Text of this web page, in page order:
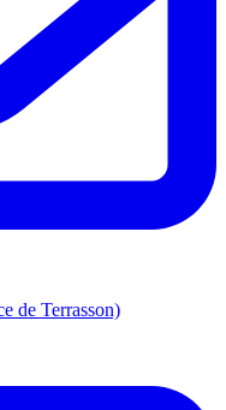
de Terrasson)